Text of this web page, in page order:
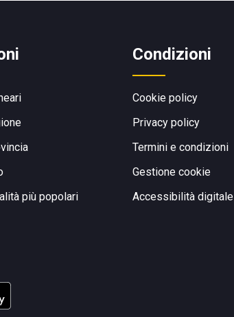
più popolari
Condizioni
Cookie policy
Privacy policy
Termini e condizioni
Gestione cookie
Accessibilità digitale